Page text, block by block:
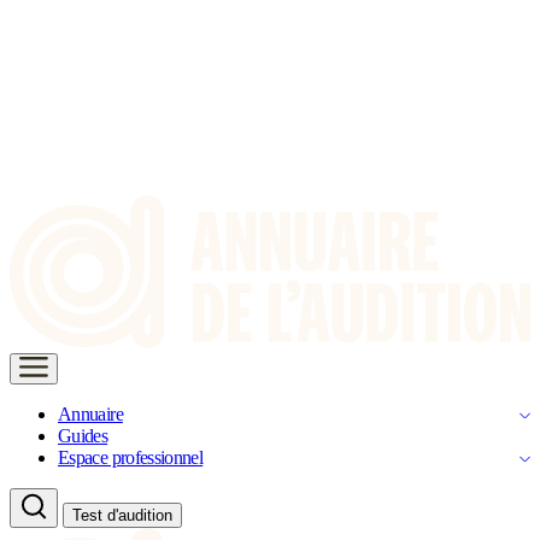
Annuaire
Guides
Espace professionnel
Test d'audition